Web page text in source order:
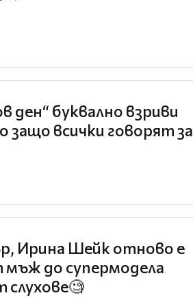
ден“ буквално взриви
защо всички говорят за
Ирина Шейк отново е
до супермодела
слухове🧐